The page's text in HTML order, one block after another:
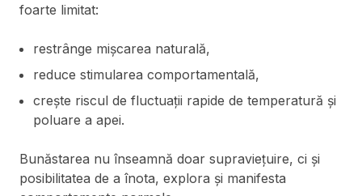
foarte limitat:
restrânge mișcarea naturală,
reduce stimularea comportamentală,
crește riscul de fluctuații rapide de temperatură și
poluare a apei.
Bunăstarea nu înseamnă doar supraviețuire, ci și
posibilitatea de a înota, explora și manifesta